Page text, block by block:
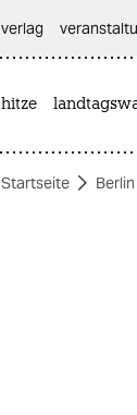
themen
verlag
hitze
Startseite Berlin